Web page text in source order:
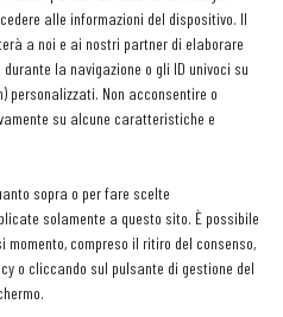
alle informazioni del dispositivo. Il
a noi e ai nostri partner di elaborare
la navigazione o gli ID univoci su
personalizzati. Non acconsentire o
su alcune caratteristiche e
sopra o per fare scelte
solamente a questo sito. È possibile
compreso il ritiro del consenso,
o cliccando sul pulsante di gestione del
lunga la più ordinata, con il
dell’acqua gassata,
e leggermente frizzante,
- afferma Grassi - la gassata
alla naturale in tutti i
delle pizzerie».